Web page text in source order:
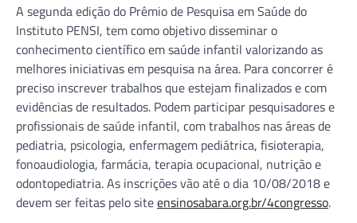
A segunda edição do Prêmio de Pesquisa em Saúde do
Instituto PENSI, tem como objetivo disseminar o
conhecimento científico em saúde infantil valorizando as
melhores iniciativas em pesquisa na área. Para concorrer é
preciso inscrever trabalhos que estejam finalizados e com
evidências de resultados. Podem participar pesquisadores e
profissionais de saúde infantil, com trabalhos nas áreas de
pediatria, psicologia, enfermagem pediátrica, fisioterapia,
fonoaudiologia, farmácia, terapia ocupacional, nutrição e
odontopediatria. As inscrições vão até o dia 10/08/2018 e
devem ser feitas pelo siteensinosabara.org.br/4congresso.